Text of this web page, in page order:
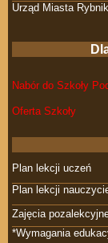
Urząd Miasta
Nabór do Szkoły
Oferta Szkoły
Plan lekcji uczeń
Plan lekcji
Zajęcia
*Wymagania